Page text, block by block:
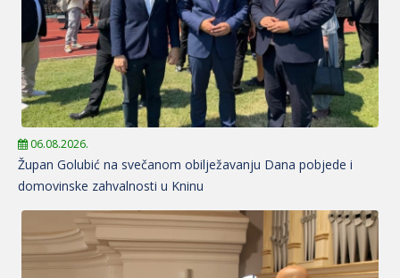
06.08.2026.
Župan Golubić na svečanom obilježavanju Dana pobjede i
domovinske zahvalnosti u Kninu